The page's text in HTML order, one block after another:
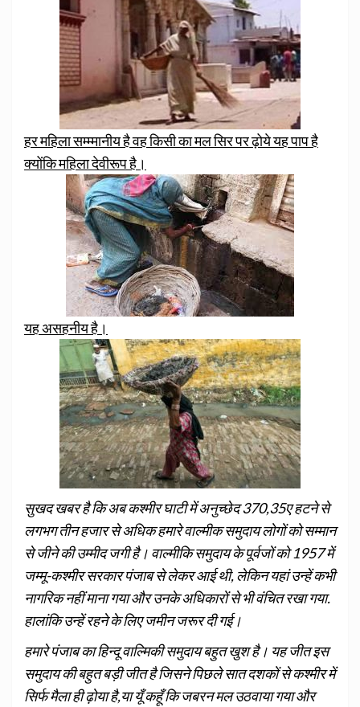
हर महिला सम्म्मानीय है वह किसी का मल सिर पर ढ़ोये यह पाप है
क्योंकि महिला देवीरूप है।
यह असहनीय है।
सुखद खबर है कि अब कश्‍मीर घाटी में अनुच्छेद 370,35ए हटने से
लगभग तीन हजार से अधिक हमारे वाल्मीक समुदाय लोगों को सम्मान
से जीने की उम्मीद जगी है। वाल्मीकि समुदाय के पूर्वजों को 1957 में
जम्मू-कश्मीर सरकार पंजाब से लेकर आई थी, लेकिन यहां उन्हें कभी
नागरिक नहीं माना गया और उनके अधिकारों से भी वंचित रखा गया.
हालांकि उन्हें रहने के लिए जमीन जरूर दी गई।
हमारे पंजाब का हिन्दू वाल्मिकी समुदाय बहुत खुश है। यह जीत इस
समुदाय की बहुत बड़ी जीत है जिसने पिछले सात दशकों से कश्मीर में
सिर्फ मैला ही ढ़ोया है,या यूँ कहूँ कि जबरन मल उठवाया गया और